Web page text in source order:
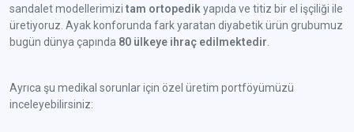
sandalet modellerimizi tam ortopedik yapıda ve titiz bir el işçiliği ile
üretiyoruz. Ayak konforunda fark yaratan diyabetik ürün grubumuz
bugün dünya çapında 80 ülkeye ihraç edilmektedir
Ayrıca şu medikal sorunlar için özel üretim portföyümüzü
inceleyebilirsiniz: